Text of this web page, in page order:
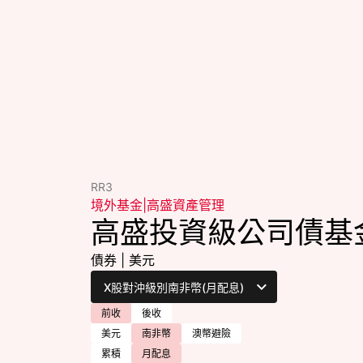
RR3
境外基金 高盛資產管理
高盛投資級公司債基
債券 美元
前收
後收
美元
南非幣
澳幣避險
累積
月配息